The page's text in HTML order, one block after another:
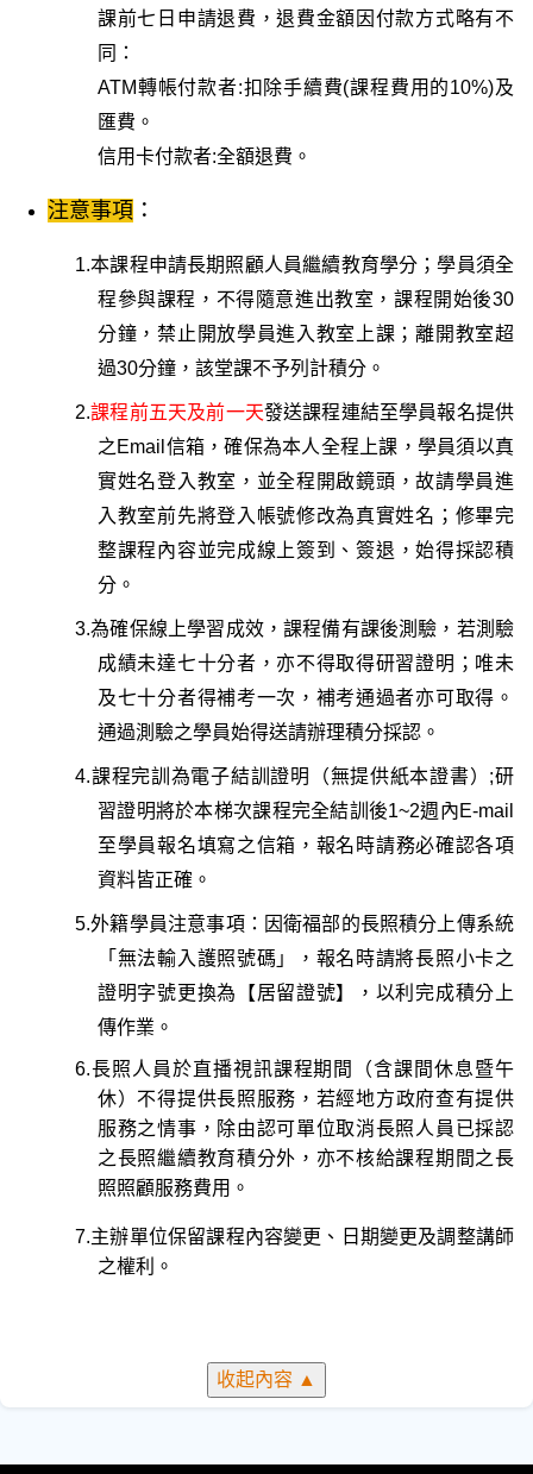
課前七日申請退費，退費金額因付款方式略有不
同：
ATM轉帳付款者:扣除手續費(課程費用的10%)及
匯費。
信用卡付款者:全額退費。
注意事項 ：
1.本課程申請長期照顧人員繼續教育學分；學員須全
程參與課程 ，不得隨意進出教室，課程開始後30
分鐘，禁止開放學員進入教室上課；離開教室超
過30分鐘，該堂課不予列計積分。
2.課程前五天及前一天發送課程連結至學員報名提供
之Email信箱，確保為本人全程上課， 學員須以真
實姓名登入教室，並全程開啟鏡頭 ，故請學員進
入教室前先將登入帳號修改為真實姓名；修畢完
整課程內容並完成線上簽到、簽退 ，始得採認積
分。
3.為確保線上學習成效，課程備有課後測驗 ，若測驗
成績未達七十分者，亦不得取得研習證明；唯未
及七十分者得補考一次，補考通過者亦可取得。
通過測驗之學員始得送請辦理積分採認 。
4.課程完訓為電子結訓證明（無提供紙本證書）;研
習證明將於本梯次課程完全結訓後1~2週內E-mail
至學員報名填寫之信箱， 報名時請務必確認各項
資料皆正確 。
5.外籍學員注意事項 ：因衛福部的長照積分上傳系統
「無法輸入護照號碼」，報名時請將長照小卡之
證明字號更換為【居留證號】，以利完成積分上
傳作業。
6.長照人員於直播視訊課程期間
（含課間休息暨午
休） 不得提供長照服務， 若經地方政府查有提供
服務之情事，除由認可單位取消長照人員已採認
之長照繼續教育積分外，亦不核給課程期間之長
照照顧服務費用。
7.主辦單位保留課程內容變更、日期變更及調整講師
之權利。
收起內容 ▲